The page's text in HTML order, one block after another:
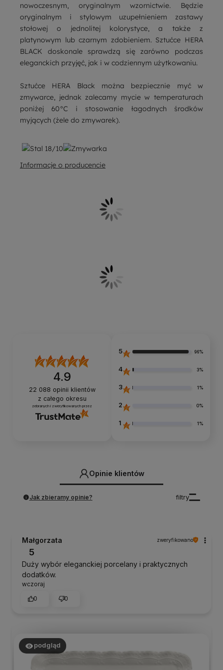
nowoczesnym, oryginalnym wzornictwie. Będzie
oryginalnym i stylowym uzupełnieniem zastawy
stołowej o jednolitej kolorystyce, a także z
platynowym lub czarnym zdobieniem. Sztućce HERA
BLACK doskonale sprawdzą się zarówno podczas
eleganckich przyjęć, jak i w codziennym użytkowaniu.
Sztućce HERA Black można bezpiecznie myć w
zmywarce, jednak zalecamy mycie w temperaturach
poniżej 60°C i stosowanie łagodnych środków
myjących (żele do zmywarek).
Informacje o producencie
4.9
22 088 opinii klientów
z całego okresu
zebranych i zweryfikowanych przez
5 96%
4 3%
3 1%
2 0%
1 1%
Opinie klientów
filtry
Jak zbieramy opinie?
Małgorzata zweryfikowano
5
Duży wybór eleganckiej porcelany i praktycznych
dodatków.
wczoraj
0
0
podgląd